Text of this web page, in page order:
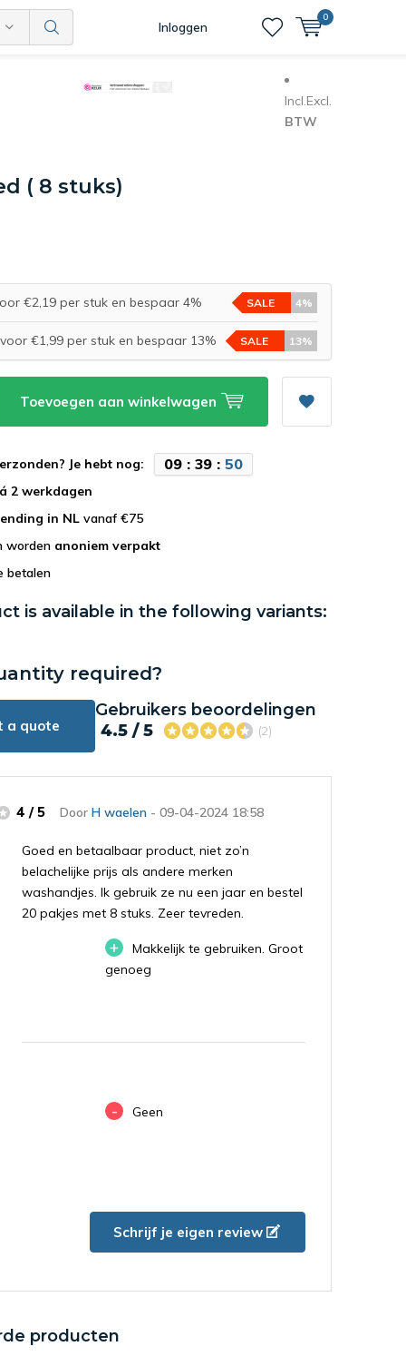
Inloggen
0
Incl. Excl.
BTW
( 8 stuks)
€2,19 per stuk en bespaar 4% SALE 4%
€1,99 per stuk en bespaar 13% SALE 13%
Toevoegen aan winkelwagen
Je hebt nog: 09 :39 :49
2 werkdagen
in NLvanaf €75
worden anoniem verpakt
betalen
is available in the following variants:
required?
a quote
Gebruikers beoordelingen
4.5 / 5
(2)
DoorH waelen - 09-04-2024 18:58
4 / 5
Goed en betaalbaar product, niet zo’n
belachelijke prijs als andere merken
washandjes. Ik gebruik ze nu een jaar en bestel
20 pakjes met 8 stuks. Zeer tevreden.
+
Makkelijk te gebruiken. Groot
genoeg
- Geen
DoorF.C.Genoveva M Jaworski- 05-08-
5 / 5
Ben tevreden!
Schrijf je eigen review
producten